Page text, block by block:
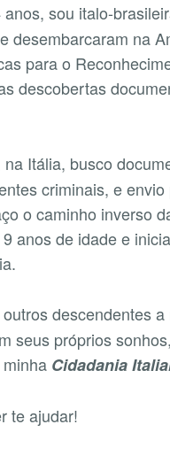
anos, sou italo-
desembarcaram na
para o
descobertas
na Itália, busco
criminais, e
o caminho inverso
anos de idade e
descendentes
seus próprios
Cidadania
te ajudar!